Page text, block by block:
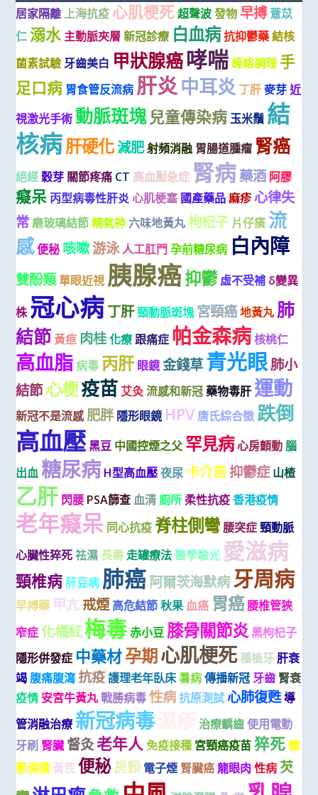
居家隔離 上海抗疫 心肌梗死 超聲波 發物 早搏 薏苡
仁 溺水 主動脈夾層 新冠診療 白血病抗抑鬱藥 結核
菌素試驗 牙齒美白 甲狀腺癌哮喘 經絡調理 手
足口病 胃食管反流病 肝炎中耳炎 丁肝 麥芽 近
視激光手術 動脈斑塊 兒童傳染病 玉米鬚 結
核病肝硬化減肥射頻消融 胃腸道腫瘤 腎癌
絕經 穀芽 關節疼痛 CT 高血壓急症 腎病藥酒 阿膠
癡呆 丙型病毒性肝炎 心肌梗塞 國產藥品 麻疹 心律失
常 磨玻璃結節 精氣神 六味地黃丸 枸杞子 片仔癀 流
感便秘 咳嗽游泳人工肛門 孕前糖尿病 白內障
雙酚類 單眼近視 胰腺癌抑鬱 虛不受補 δ變異
株 冠心病丁肝頸動脈斑塊 宮頸癌地黃丸 肺
結節 黃疸 肉桂化療 跟痛症 帕金森病核桃仁
高血脂 病毒 丙肝 眼鏡金錢草青光眼肺小
結節心梗疫苗 艾灸 流感和新冠 藥物毒肝 運動
新冠不是流感 肥胖 隱形眼鏡 HPV 唐氏綜合徵 跌倒
高血壓黑豆 中國控煙之父 罕見病心房顫動 腦
出血 糖尿病 H型高血壓 夜尿 卡介苗抑鬱症 山楂
乙肝 閃腰 PSA篩查 血清 廁所 柔性抗疫 香港疫情
老年癡呆 同心抗疫 脊柱側彎 腰突症 頸動脈
心臟性猝死 祛濕 長壽 走罐療法 醫學驗光 愛滋病
頸椎病 肝豆病 肺癌阿爾茨海默病牙周病
早搏藥 甲亢戒煙 高危結節 秋果血癌 胃癌腰椎管狹
窄症 化橘紅梅毒 赤小豆 膝骨關節炎 黑枸杞子
隱形併發症 中藥材孕期心肌梗死 種植牙 肝衰
竭 腹痛腹瀉 抗疫護理老年臥床 暑病 傳播新冠 牙齒 腎衰
疫情 安宮牛黃丸 戰勝病毒 性病抗原測試 心肺復甦導
管消融治療 新冠病毒 治療齲齒 使用電動
牙刷 腎臟 督灸老年人 免疫接種 宮頸癌疫苗 猝死 關
節滑膜 黃芪 便秘房顫 電子煙 腎臟癌 龍眼肉 性病 芡